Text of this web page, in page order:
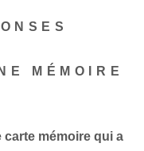
MÉMOIRE
carte mémoire qui a